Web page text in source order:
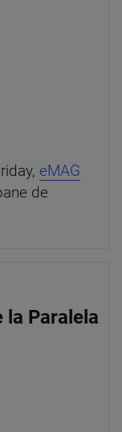
eMAG
de
la Paralela